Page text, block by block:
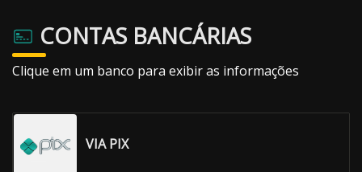
CONTAS BANCÁRIAS
Clique em um banco para exibir as informações
VIA PIX